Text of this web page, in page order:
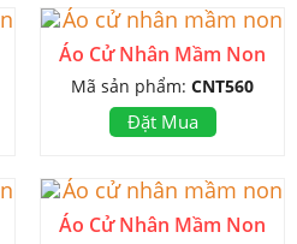
Áo Cử Nhân Mầm Non
Mã sản phẩm: CNT560
Đặt Mua
Áo Cử Nhân Mầm Non